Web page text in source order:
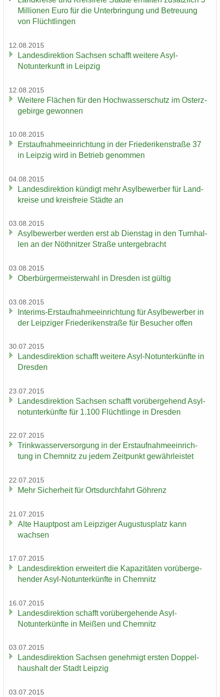
Mil­lio­nen Euro für die Un­ter­brin­gung und Be­treu­ung
von Flücht­lin­gen
12.08.2015
Lan­des­di­rek­ti­on Sach­sen schafft wei­te­re Asyl-​
Notunterkunft in Leip­zig
12.08.2015
Wei­te­re Flä­chen für den Hoch­was­ser­schutz im Ost­erz­
ge­bir­ge ge­won­nen
10.08.2015
Erst­auf­nah­me­ein­rich­tung in der Frie­de­ri­ken­stra­ße 37
in Leip­zig wird in Be­trieb ge­nom­men
04.08.2015
Lan­des­di­rek­ti­on kün­digt mehr Asyl­be­wer­ber für Land­
krei­se und kreis­freie Städ­te an
03.08.2015
Asyl­be­wer­ber wer­den erst ab Diens­tag in den Turn­hal­
len an der Nö­th­nit­zer Stra­ße un­ter­ge­bracht
03.08.2015
Ober­bür­ger­meis­ter­wahl in Dres­den ist gül­tig
03.08.2015
Interims-​Erstaufnahmeeinrichtung für Asyl­be­wer­ber in
der Leip­zi­ger Frie­de­ri­ken­stra­ße für Be­su­cher offen
30.07.2015
Lan­des­di­rek­ti­on schafft wei­te­re Asyl-​Notunterkünfte in
Dres­den
23.07.2015
Lan­des­di­rek­ti­on Sach­sen schafft vor­über­ge­hend Asyl­
not­un­ter­künf­te für 1.100 Flücht­lin­ge in Dres­den
22.07.2015
Trink­was­ser­ver­sor­gung in der Erst­auf­nah­me­ein­rich­
tung in Chem­nitz zu jedem Zeit­punkt ge­währ­leis­tet
22.07.2015
Mehr Si­cher­heit für Orts­durch­fahrt Göh­renz
21.07.2015
Alte Haupt­post am Leip­zi­ger Au­gus­tus­platz kann
wach­sen
17.07.2015
Lan­des­di­rek­ti­on er­wei­tert die Ka­pa­zi­tä­ten vor­über­ge­
hen­der Asyl-​Notunter­künfte in Chem­nitz
16.07.2015
Lan­des­di­rek­ti­on schafft vor­über­ge­hen­de Asyl-​
Notunter­künfte in Mei­ßen und Chem­nitz
03.07.2015
Lan­des­di­rek­ti­on Sach­sen ge­neh­migt ers­ten Dop­pel­
haus­halt der Stadt Leip­zig
03.07.2015